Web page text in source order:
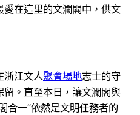
愛在這里的文瀾閣中，供文
浙江文人聚會場地志士的守
。直至本日，讓文瀾閣與
合一”依然是文明任務者的